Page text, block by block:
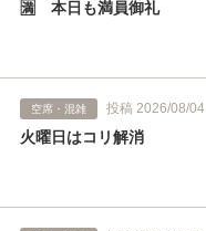
🈵 本日も満員御礼
空席・混雑 投稿 2026/08/04
火曜日はコリ解消